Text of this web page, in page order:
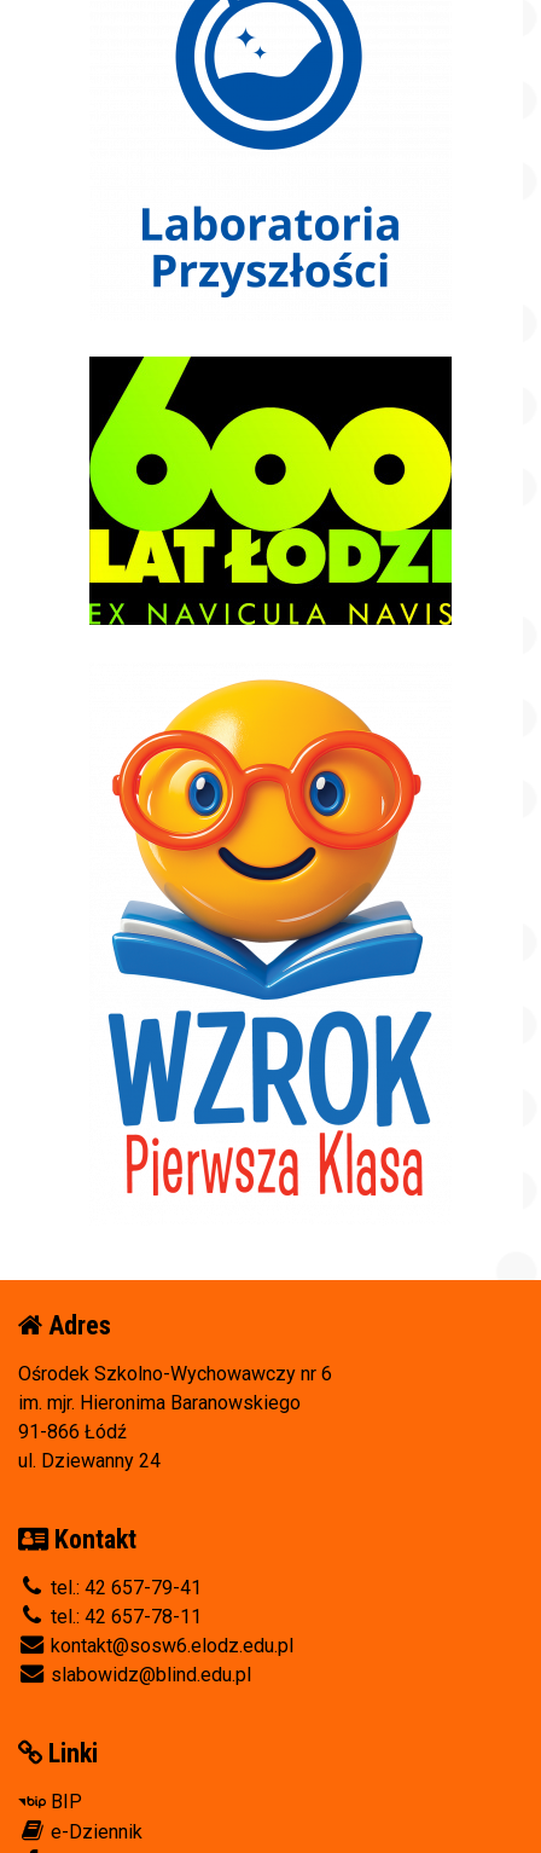
Adres
Ośrodek Szkolno-Wychowawczy nr 6
im. mjr. Hieronima Baranowskiego
91-866 Łódź
ul. Dziewanny 24
Kontakt
tel.: 42 657-79-41
tel.: 42 657-78-11
kontakt@sosw6.elodz.edu.pl
slabowidz@blind.edu.pl
Linki
BIP
e-Dziennik